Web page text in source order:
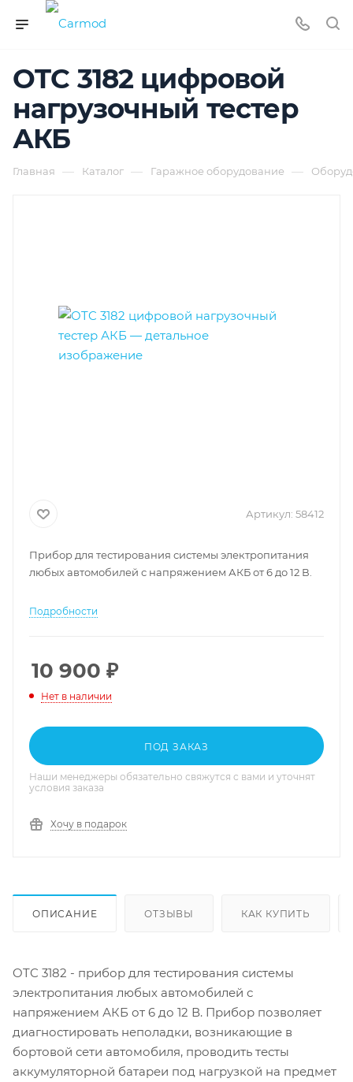
OTC 3182 цифровой
нагрузочный тестер
АКБ
Главная — Каталог — Гаражное оборудование —
Артикул: 58412
Прибор для тестирования системы электропитания
любых автомобилей с напряжением АКБ от 6 до 12 В.
Подробности
10 900 ₽
Нет в наличии
ПОД ЗАКАЗ
Наши менеджеры обязательно свяжутся с вами и уточнят
условия заказа
Хочу в подарок
ОПИСАНИЕ ОТЗЫВЫ КАК КУПИТЬ
OTC 3182 - прибор для тестирования системы
электропитания любых автомобилей с
напряжением АКБ от 6 до 12 В. Прибор позволяет
диагностировать неполадки, возникающие в
бортовой сети автомобиля, проводить тесты
аккумуляторной батареи под нагрузкой на предмет